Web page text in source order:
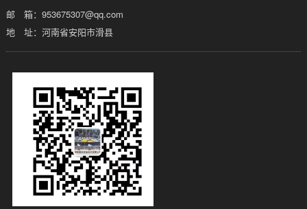
邮 箱：953675307@qq.com
地 址：河南省安阳市滑县